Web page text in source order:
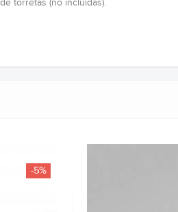
torretas (no incluidas).
-5%